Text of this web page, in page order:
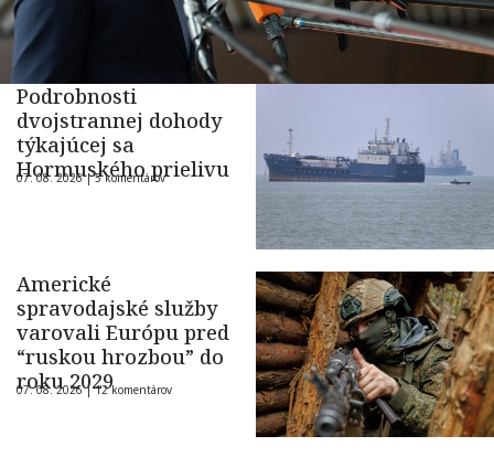
Podrobnosti
dvojstrannej dohody
týkajúcej sa
Hormuského prielivu
07. 08. 2026 |5 komentárov
Americké
spravodajské služby
varovali Európu pred
“ruskou hrozbou” do
roku 2029
07. 08. 2026 |12 komentárov